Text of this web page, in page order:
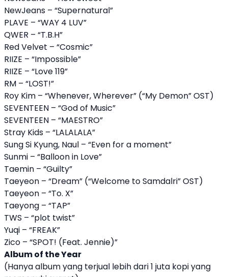
NewJeans – “Supernatural”
PLAVE – “WAY 4 LUV”
QWER – “T.B.H”
Red Velvet – “Cosmic”
RIIZE – “Impossible”
RIIZE – “Love 119”
RM – “LOST!”
Roy Kim – “Whenever, Wherever” (“My Demon” OST)
SEVENTEEN – “God of Music”
SEVENTEEN – “MAESTRO”
Stray Kids – “LALALALA”
Sung Si Kyung, Naul – “Even for a moment”
Sunmi – “Balloon in Love”
Taemin – “Guilty”
Taeyeon – “Dream” (“Welcome to Samdalri” OST)
Taeyeon – “To. X”
Taeyong – “TAP”
TWS – “plot twist”
Yuqi – “FREAK”
Zico – “SPOT! (Feat. Jennie)”
Album of the Year
(Hanya album yang terjual lebih dari 1 juta kopi yang